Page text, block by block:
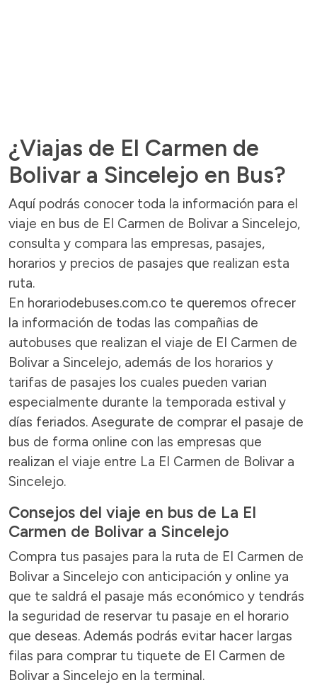
¿Viajas de El Carmen de
Bolivar a Sincelejo en Bus?
Aquí podrás conocer toda la información para el
viaje en bus de El Carmen de Bolivar a Sincelejo,
consulta y compara las empresas, pasajes,
horarios y precios de pasajes que realizan esta
ruta.
En horariodebuses.com.co te queremos ofrecer
la información de todas las compañias de
autobuses que realizan el viaje de El Carmen de
Bolivar a Sincelejo, además de los horarios y
tarifas de pasajes los cuales pueden varian
especialmente durante la temporada estival y
días feriados. Asegurate de comprar el pasaje de
bus de forma online con las empresas que
realizan el viaje entre La El Carmen de Bolivar a
Sincelejo.
Consejos del viaje en bus de La El
Carmen de Bolivar a Sincelejo
Compra tus pasajes para la ruta de El Carmen de
Bolivar a Sincelejo con anticipación y online ya
que te saldrá el pasaje más económico y tendrás
la seguridad de reservar tu pasaje en el horario
que deseas. Además podrás evitar hacer largas
filas para comprar tu tiquete de El Carmen de
Bolivar a Sincelejo en la terminal.